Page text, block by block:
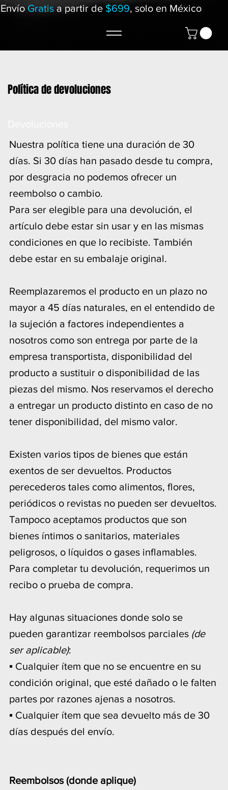
EnvíoGratis a partir de $699, solo en México
Política de devoluciones
Nuestra política tiene una duración de 30
días. Si 30 días han pasado desde tu compra,
por desgracia no podemos ofrecer un
reembolso o cambio.
Para ser elegible para una devolución, el
artículo debe estar sin usar y en las mismas
condiciones en que lo recibiste. También
debe estar en su embalaje original.
Reemplazaremos el producto en un plazo no
mayor a 45 días naturales, en el entendido de
la sujeción a factores independientes a
nosotros como son entrega por parte de la
empresa transportista, disponibilidad del
producto a sustituir o disponibilidad de las
piezas del mismo. Nos reservamos el derecho
a entregar un producto distinto en caso de no
tener disponibilidad, del mismo valor.
Existen varios tipos de bienes que están
exentos de ser devueltos. Productos
perecederos tales como alimentos, flores,
periódicos o revistas no pueden ser devueltos.
Tampoco aceptamos productos que son
bienes íntimos o sanitarios, materiales
peligrosos, o líquidos o gases inflamables.
Para completar tu devolución, requerimos un
recibo o prueba de compra.
Hay algunas situaciones donde solo se
pueden garantizar reembolsos parciales (de
ser aplicable):
▪ Cualquier ítem que no se encuentre en su
condición original, que esté dañado o le falten
partes por razones ajenas a nosotros.
▪ Cualquier ítem que sea devuelto más de 30
días después del envío.
Reembolsos (donde aplique)